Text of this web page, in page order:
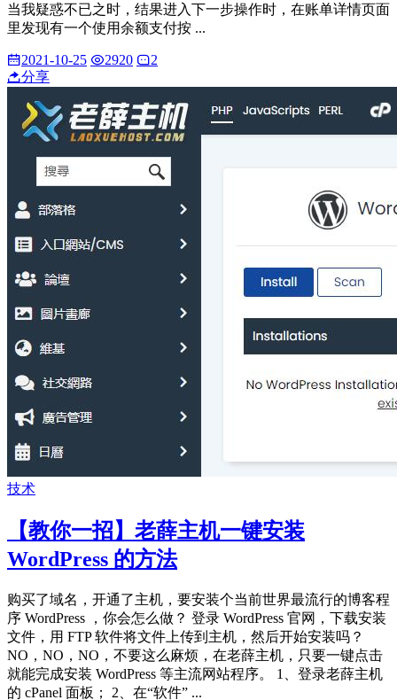
当我疑惑不已之时，结果进入下一步操作时，在账单详情页面
里发现有一个使用余额支付按 ...
2021-10-25 2920
2
分享
技术
【教你一招】老薛主机一键安装
WordPress 的方法
购买了域名，开通了主机，要安装个当前世界最流行的博客程
序 WordPress ，你会怎么做？ 登录 WordPress 官网，下载安装
文件，用 FTP 软件将文件上传到主机，然后开始安装吗？
NO，NO，NO，不要这么麻烦，在老薛主机，只要一键点击
就能完成安装 WordPress 等主流网站程序。 1、登录老薛主机
的 cPanel 面板； 2、在“软件” ...